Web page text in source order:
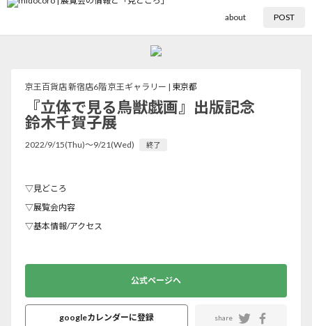
about POST
京王百貨店 新宿店6階 京王ギャラリー | 東京都
『立体で見る鳥獣戯画』出版記念
鈴木千賀子展
2022/9/15(Thu)〜9/21(Wed) 終了
▽見どころ
▽展覧会内容
▽基本情報/アクセス
公式ページへ
googleカレンダーに登録 share